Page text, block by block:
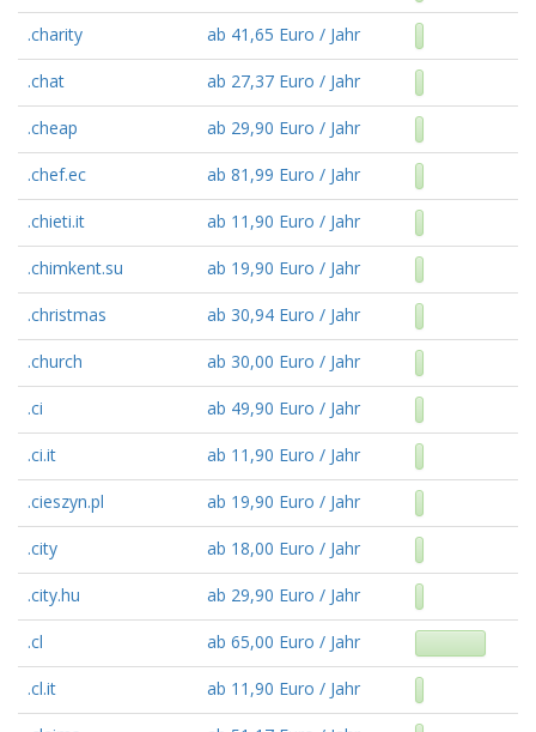
.charity ab 41,65 Euro / Jahr
.chat ab 27,37 Euro / Jahr
.cheap ab 29,90 Euro / Jahr
.chef.ec ab 81,99 Euro / Jahr
.chieti.it ab 11,90 Euro / Jahr
.chimkent.su ab 19,90 Euro / Jahr
.christmas ab 30,94 Euro / Jahr
.church ab 30,00 Euro / Jahr
.ci ab 49,90 Euro / Jahr
.ci.it ab 11,90 Euro / Jahr
.cieszyn.pl ab 19,90 Euro / Jahr
.city ab 18,00 Euro / Jahr
.city.hu ab 29,90 Euro / Jahr
.cl ab 65,00 Euro / Jahr
.cl.it ab 11,90 Euro / Jahr